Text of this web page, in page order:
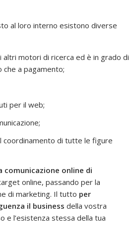
al loro interno esistono diverse
motori di ricerca ed è in grado di
a pagamento;
per il web;
coordinamento di tutte le figure
comunicazione online di
online, passando per la
di marketing. Il tutto per
il business della vostra
e l’esistenza stessa della tua